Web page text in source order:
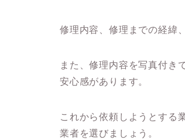
修理内容、 修理までの経緯
また、修理内容を写真付き
安心感があります。
これから依頼しようとする
業者を選びましょう。